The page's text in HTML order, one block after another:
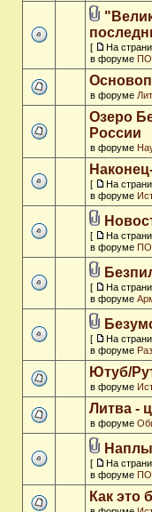
[ На
в форуме
в форуме
Озеро
России
в форуме
[ На
в форуме
[ На
в форуме
[ На
в форуме
[ На
в форуме
Ютуб/
в форуме
Литва -
в форуме
[ На
в форуме
Как это